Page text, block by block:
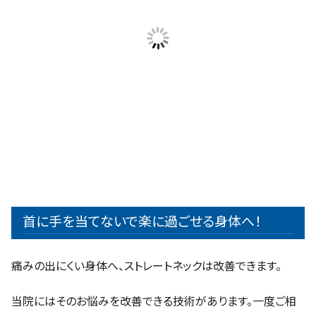
首に手を当てないで楽に過ごせる身体へ！
痛みの出にくい身体へ、ストレートネックは改善できます。
当院にはそのお悩みを改善できる技術があります。一度ご相